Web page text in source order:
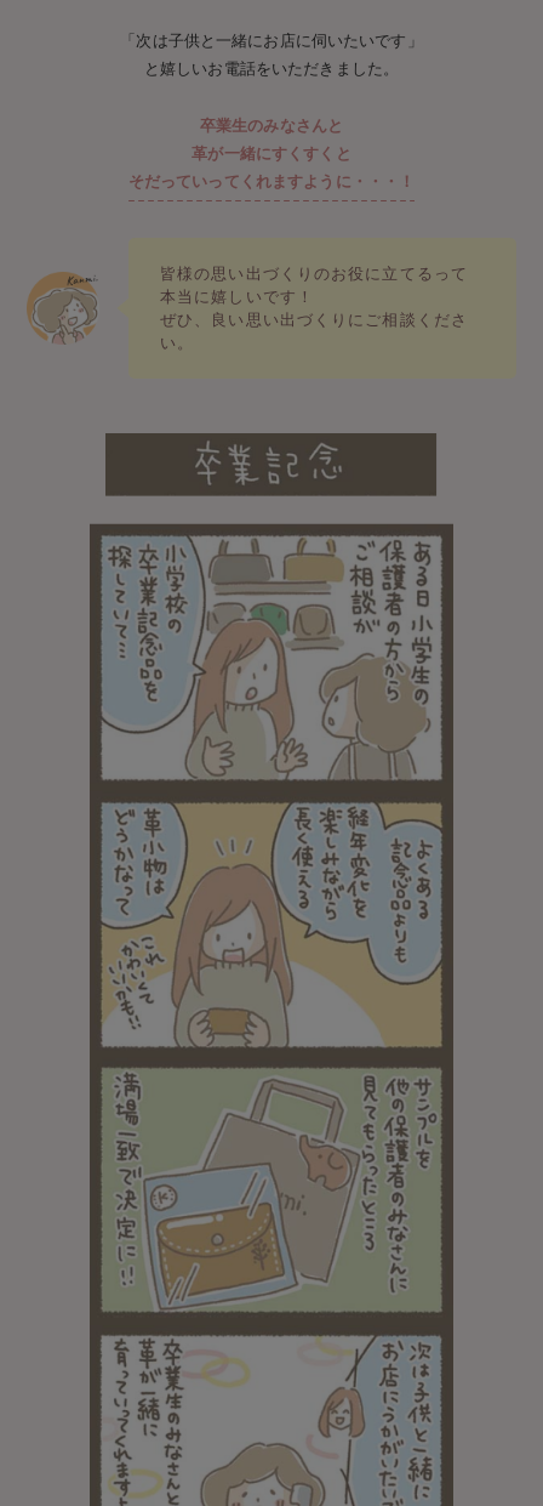
「次は子供と一緒にお店に伺いたいです」
と嬉しいお電話をいただきました。
卒業生のみなさんと
革が一緒にすくすくと
そだっていってくれますように・・・！
皆様の思い出づくりのお役に立てるって
本当に嬉しいです！
ぜひ、良い思い出づくりにご相談くださ
い。